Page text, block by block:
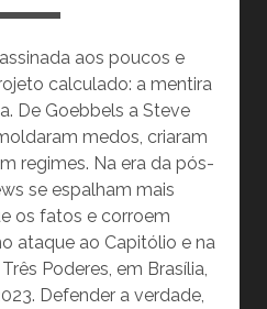
aos poucos e
calculado: a mentira
De Goebbels a Steve
medos, criaram
regimes. Na era da pós-
se espalham mais
os fatos e corroem
ataque ao Capitólio e na
Poderes, em Brasília,
Defender a verdade,